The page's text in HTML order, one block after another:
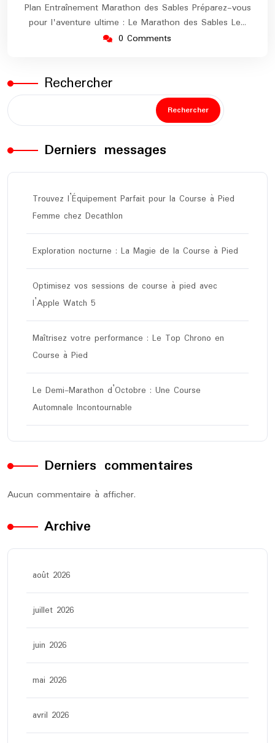
Plan Entraînement Marathon des Sables Préparez-vous
pour l'aventure ultime : Le Marathon des Sables Le…
0 Comments
Rechercher
Rechercher
Derniers messages
Trouvez l’Équipement Parfait pour la Course à Pied
Femme chez Decathlon
Exploration nocturne : La Magie de la Course à Pied
Optimisez vos sessions de course à pied avec
l’Apple Watch 5
Maîtrisez votre performance : Le Top Chrono en
Course à Pied
Le Demi-Marathon d’Octobre : Une Course
Automnale Incontournable
Derniers commentaires
Aucun commentaire à afficher.
Archive
août 2026
juillet 2026
juin 2026
mai 2026
avril 2026